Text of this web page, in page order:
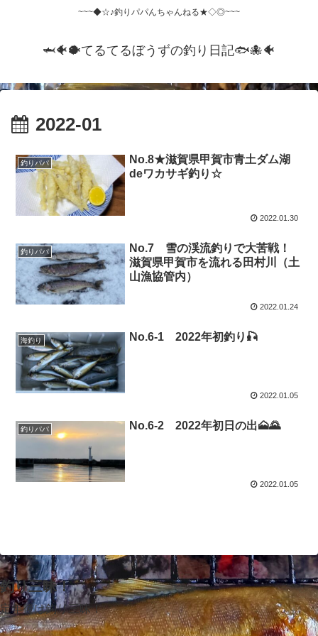
~~~◆☆♪釣りパパんちゃんねる★◇◎~~~
🦈🐠🐡てるてるぼうずの釣り日記🐟️🐙🐠
2022-01
釣りパパ
No.8★滋賀県甲賀市青土ダム湖
deワカサギ釣り☆
2022.01.30
釣りパパ
No.7 雪の渓流釣りで大苦戦！
滋賀県甲賀市を流れる田村川（土
山漁協管内）
2022.01.24
海釣り No.6-1 2022年初釣り🎣
2022.01.05
釣りパパ No.6-2 2022年初日の出🗻🌄
2022.01.05
釣り三昧！
定年後は釣り三昧！